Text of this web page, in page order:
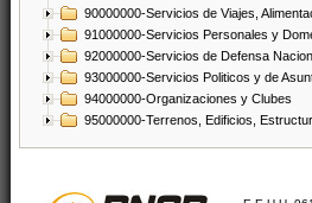
90000000-Servicios de Viajes,
91000000-Servicios Personales y
92000000-Servicios de Defensa
93000000-Servicios Politicos y de
94000000-Organizaciones y Clubes
95000000-Terrenos, Edificios,